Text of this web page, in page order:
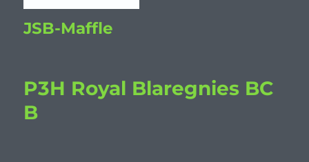
JSB-Maffle
P3H Royal Blaregnies BC
B